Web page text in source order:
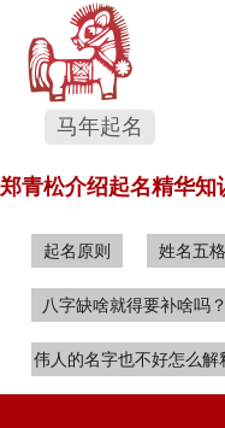
订单号为：139****2081
们，明年我宝宝出生后起
几天去你们公司给孙子取
我儿子他们不是很满意
订单号为：134****4567
的，一下子就注册通过了
马年起名
郑青松介绍起名精华知
起名原则 姓名五格
八字缺啥就得要补啥吗？
伟人的名字也不好怎么解